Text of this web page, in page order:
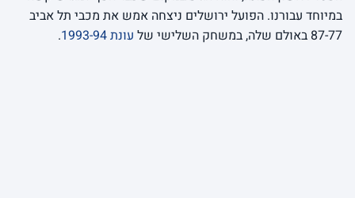
במיוחד עבורנו. הפועל ירושלים ניצחה אמש את מכבי תל אביב
87-77 באולם שלה, במשחק השלישי של
עונת 1993-94 .